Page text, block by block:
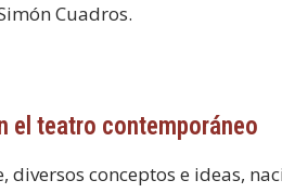
Cuadros.
el teatro contemporáneo
conceptos e ideas,